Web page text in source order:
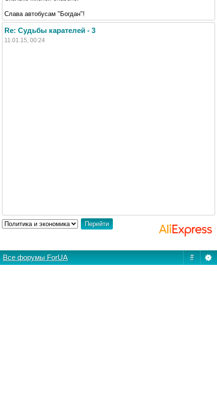
Слава автобусам "Богдан"!
Re: Судьбы карателей - 3
11.01.15, 00:24
Все форумы ForUA #